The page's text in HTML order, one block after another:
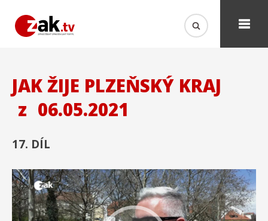
JAK ŽIJE PLZEŇSKÝ KRAJ
z 06.05.2021
17. DÍL